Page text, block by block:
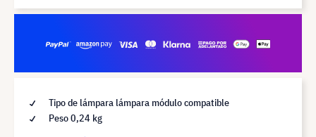
Tipo de lámpara lámpara módulo compatible
Peso 0,24 kg